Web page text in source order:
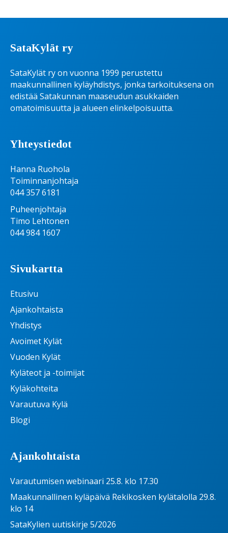
SataKylät ry
SataKylät ry on vuonna 1999 perustettu
maakunnallinen kyläyhdistys, jonka tarkoituksena on
edistää Satakunnan maaseudun asukkaiden
omatoimisuutta ja alueen elinkelpoisuutta.
Yhteystiedot
Hanna Ruohola
Toiminnanjohtaja
044 357 6181
Puheenjohtaja
Timo Lehtonen
044 984 1607
Sivukartta
Etusivu
Ajankohtaista
Yhdistys
Avoimet Kylät
Vuoden Kylät
Kyläteot ja -toimijat
Kyläkohteita
Varautuva Kylä
Blogi
Ajankohtaista
Varautumisen webinaari 25.8. klo 17.30
Maakunnallinen kyläpäivä Rekikosken kylätalolla 29.8.
klo 14
SataKylien uutiskirje 5/2026